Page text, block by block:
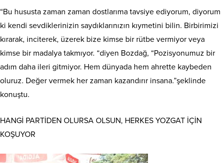
“Bu hususta zaman zaman dostlarıma tavsiye ediyorum, diyorum
ki kendi sevdiklerinizin saydıklarınızın kıymetini bilin. Birbirimizi
kırarak, inciterek, üzerek bize kimse bir rütbe vermiyor veya
kimse bir madalya takmıyor. “diyen Bozdağ, “Pozisyonumuz bir
adım daha ileri gitmiyor. Hem dünyada hem ahrette kaybeden
oluruz. Değer vermek her zaman kazandırır insana.”şeklinde
konuştu.
HANGİ PARTİDEN OLURSA OLSUN, HERKES YOZGAT İÇİN
KOŞUYOR